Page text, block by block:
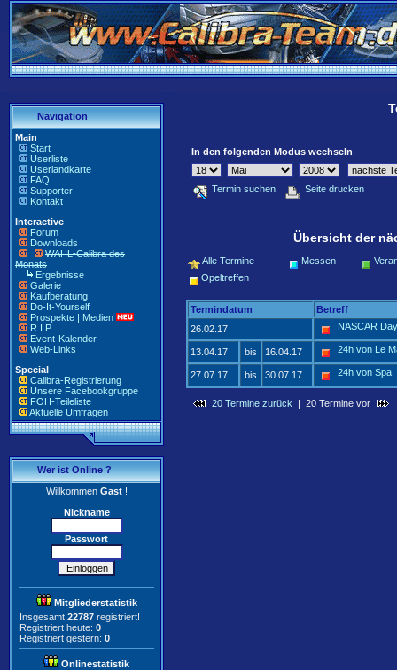
Navigation
Main
Start
Userliste
Userlandkarte
FAQ
Supporter
Kontakt
Interactive
Forum
Downloads
WAHL-Calibra des
Monats
Ergebnisse
Galerie
Kaufberatung
Do-It-Yourself
Prospekte | Medien
R.I.P.
Event-Kalender
Web-Links
Special
Calibra-Registrierung
Unsere Facebookgruppe
FOH-Teileliste
Aktuelle Umfragen
Wer ist Online ?
WillkommenGast!
Nickname
Passwort
Mitgliederstatistik
Insgesamt 22787 registriert!
Registriert heute: 0
Registriert gestern: 0
Onlinestatistik
In den folgenden Modus wechseln:
Termin suchen Seite drucken
Übersicht der
Alle Termine Messen
Opeltreffen
Termindatum
Betreff
26.02.17
NASCAR
13.04.17 bis 16.04.17 24h von Le
27.07.17 bis 30.07.17 24h von Spa
20 Termine zurück | 20 Termine vor